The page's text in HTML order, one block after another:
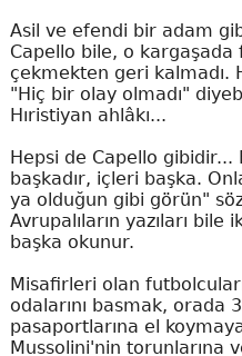
Asil ve efendi bir adam
Capello bile, o
çekmekten geri kalmadı.
"Hiç bir olay olmadı"
Hıristiyan ahlâkı...
Hepsi de Capello gibidir...
başkadır, içleri başka.
ya olduğun gibi görün"
Avrupalıların yazıları bile
başka okunur.
Misafirleri olan
odalarını basmak, orada
pasaportlarına el
Mussolini'nin torunlarına